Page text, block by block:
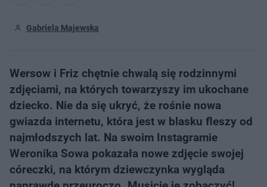
Gabriela Majewska
Wersow i Friz chętnie chwalą się rodzinnymi
zdjęciami, na których towarzyszy im ukochane
dziecko. Nie da się ukryć, że rośnie nowa
gwiazda internetu, która jest w blasku fleszy od
najmłodszych lat. Na swoim Instagramie
Weronika Sowa pokazała nowe zdjęcie swojej
córeczki, na którym dziewczynka wygląda